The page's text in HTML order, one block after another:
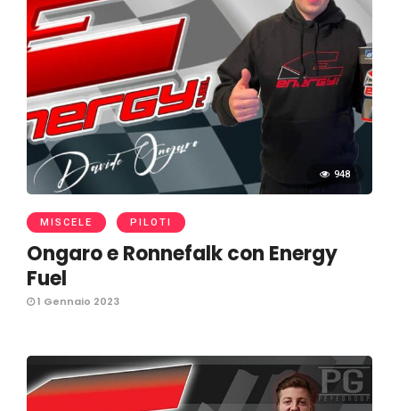
948
MISCELE PILOTI
Ongaro e Ronnefalk con Energy
Fuel
1 Gennaio 2023